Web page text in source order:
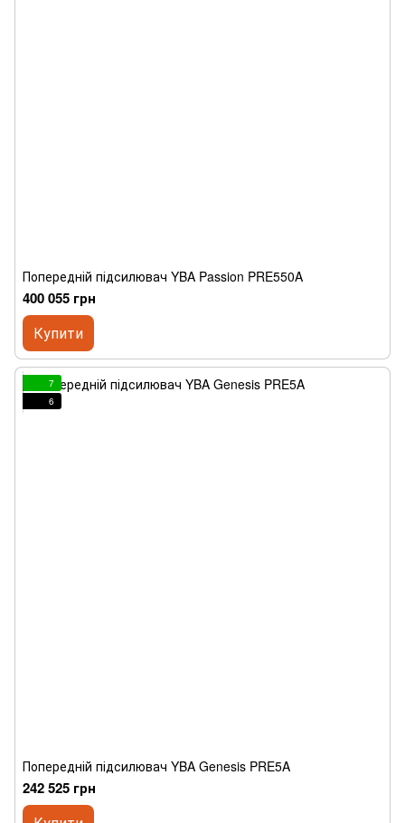
Попередній підсилювач YBA Passion PRE550A
400 055 грн
Купити
7
6
Попередній підсилювач YBA Genesis PRE5A
242 525 грн